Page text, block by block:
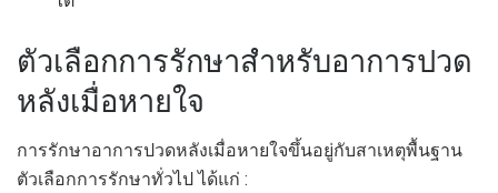
ตัวเลือกการรักษาสำหรับอาการปวด
หลังเมื่อหายใจ
การรักษาอาการปวดหลังเมื่อหายใจขึ้นอยู่กับสาเหตุพื้นฐาน
ตัวเลือกการรักษาทั่วไป ได้แก่ :